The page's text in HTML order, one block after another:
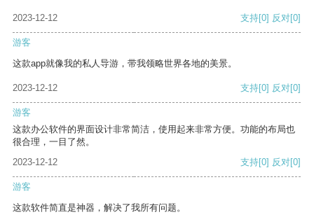
2023-12-12 支持[0] 反对[0]
游客
这款app就像我的私人导游，带我领略世界各地的美景。
2023-12-12 支持[0] 反对[0]
游客
这款办公软件的界面设计非常简洁，使用起来非常方便。功能的布局也
很合理，一目了然。
2023-12-12
支持[0] 反对[0]
游客
这款软件简直是神器，解决了我所有问题。